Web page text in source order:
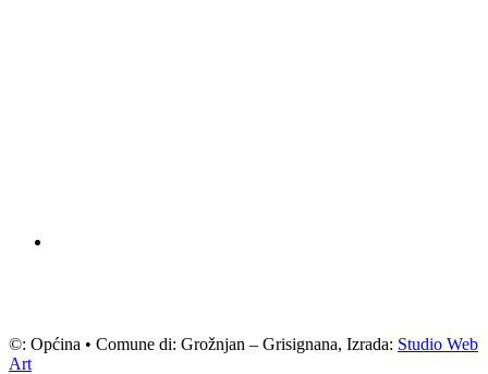
©: Općina • Comune di: Grožnjan – Grisignana, Izrada: Studio Web
Art